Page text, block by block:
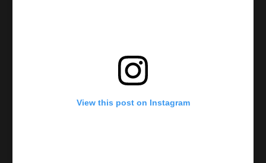
View this post on Instagram